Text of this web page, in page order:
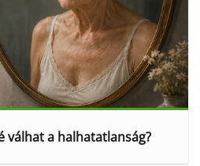
válhat a halhatatlanság?